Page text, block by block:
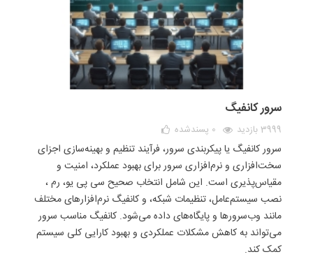
سرور کانفیگ
3999 بازدید 0 پسندشده
سرور کانفیگ یا پیکربندی سرور، فرآیند تنظیم و بهینه‌سازی اجزای
سخت‌افزاری و نرم‌افزاری سرور برای بهبود عملکرد، امنیت و
مقیاس‌پذیری است. این شامل انتخاب صحیح سی پی یو، رم ،
نصب سیستم‌عامل، تنظیمات شبکه، و کانفیگ نرم‌افزارهای مختلف
مانند وب‌سرورها و پایگاه‌های داده می‌شود. کانفیگ مناسب سرور
می‌تواند به کاهش مشکلات عملکردی و بهبود کارایی کلی سیستم
کمک کند.